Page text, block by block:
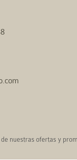
nuestras ofertas y